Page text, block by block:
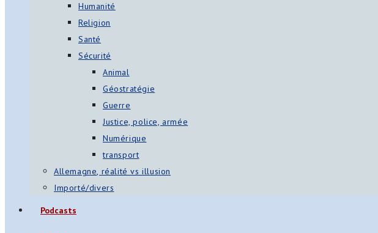
Humanité
Religion
Santé
Sécurité
Animal
Géostratégie
Guerre
Justice, police, armée
Numérique
transport
Allemagne, réalité vs illusion
Importé/divers
Podcasts